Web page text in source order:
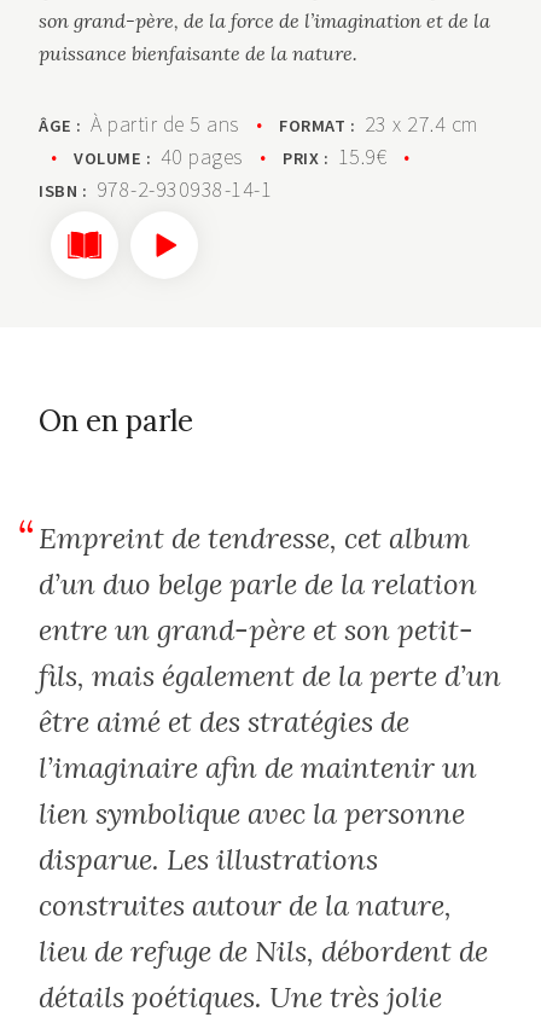
son grand-père, de la force de l’imagination et de la
puissance bienfaisante de la nature.
ÂGE : À partir de 5 ans • FORMAT : 23 x 27.4 cm
•
VOLUME : 40 pages • PRIX : 15.9€ •
ISBN : 978-2-930938-14-1
On en parle
Empreint de tendresse, cet album
d’un duo belge parle de la relation
entre un grand-père et son petit-
fils, mais également de la perte d’un
être aimé et des stratégies de
l’imaginaire afin de maintenir un
lien symbolique avec la personne
disparue. Les illustrations
construites autour de la nature,
lieu de refuge de Nils, débordent de
détails poétiques. Une très jolie